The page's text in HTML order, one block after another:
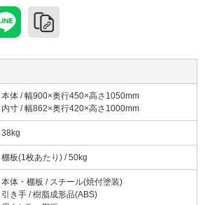
本体 / 幅900×奥行450×高さ1050mm
内寸 / 幅862×奥行420×高さ1000mm
38kg
棚板(1枚あたり) / 50kg
本体・棚板 / スチール(焼付塗装)
引き手 / 樹脂成形品(ABS)